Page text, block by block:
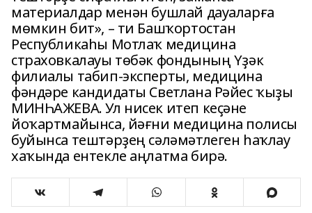
материалдар менән бушлай дауаларға
мөмкин бит», – ти Башҡортостан
Республикаһы Мотлаҡ медицина
страховкалауы төбәк фондының Үҙәк
филиалы табип-эксперты, медицина
фәндәре кандидаты Светлана Рәйес ҡыҙы
МИНҺАЖЕВА. Ул нисек итеп кеҫәне
йоҡартмайынса, йәғни медицина полисы
буйынса тештәрҙең сәләмәтлеген һаҡлау
хаҡында ентекле аңлатма бирә.